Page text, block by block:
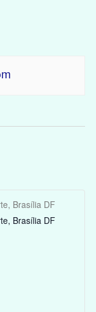
Brasília DF
Brasília DF